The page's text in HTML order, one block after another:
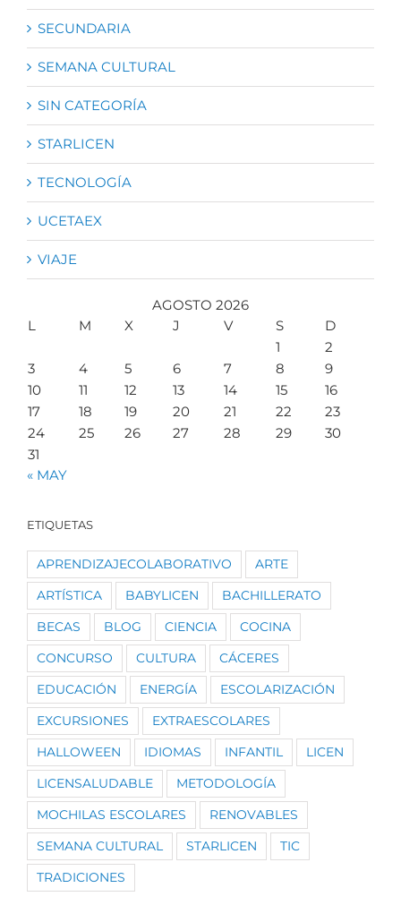
SECUNDARIA
SEMANA CULTURAL
SIN CATEGORÍA
STARLICEN
TECNOLOGÍA
UCETAEX
VIAJE
AGOSTO 2026
L
M X J V S
D
1
2
3
4 5 6 7 8
9
10
11 12 13 14 15
16
17
18 19 20 21 22
23
24
25 26 27 28 29
30
31
« MAY
ETIQUETAS
APRENDIZAJECOLABORATIVO ARTE
ARTÍSTICA BABYLICEN BACHILLERATO
BECAS BLOG CIENCIA COCINA
CONCURSO CULTURA CÁCERES
EDUCACIÓN ENERGÍA ESCOLARIZACIÓN
EXCURSIONES EXTRAESCOLARES
HALLOWEEN IDIOMAS INFANTIL LICEN
LICENSALUDABLE METODOLOGÍA
MOCHILAS ESCOLARES RENOVABLES
SEMANA CULTURAL STARLICEN TIC
TRADICIONES